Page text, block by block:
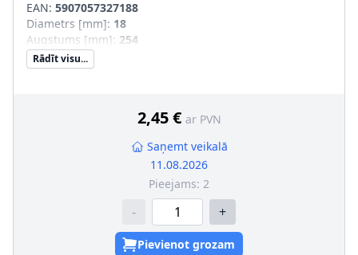
EAN: 5907057327188
Diametrs [mm]: 18
Augstums [mm]: 254
Rādīt visu...
2,45 € ar PVN
Saņemt veikalā
11.08.2026
Pieejams: 2
- +
Pievienot grozam